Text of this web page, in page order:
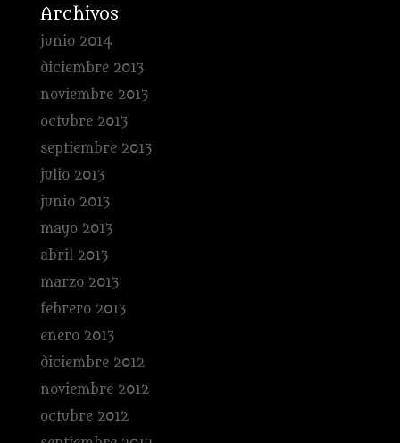
Archivos
junio 2014
diciembre 2013
noviembre 2013
octubre 2013
septiembre 2013
julio 2013
junio 2013
mayo 2013
abril 2013
marzo 2013
febrero 2013
enero 2013
diciembre 2012
noviembre 2012
octubre 2012